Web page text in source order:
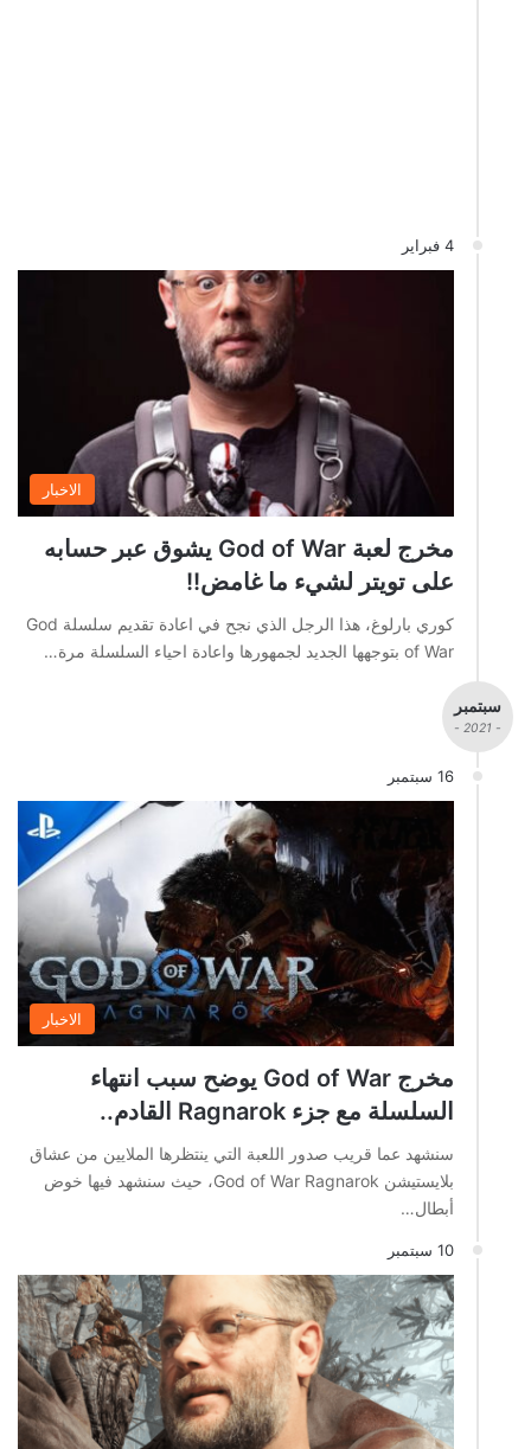
4 فبراير
الاخبار
مخرج لعبة God of War يشوق عبر حسابه
على تويتر لشيء ما غامض!!
كوري بارلوغ، هذا الرجل الذي نجح في اعادة تقديم سلسلة God
of War بتوجهها الجديد لجمهورها واعادة احياء السلسلة مرة…
سبتمبر
- 2021 -
16 سبتمبر
الاخبار
مخرج God of War يوضح سبب انتهاء
السلسلة مع جزء Ragnarok القادم..
سنشهد عما قريب صدور اللعبة التي ينتظرها الملايين من عشاق
بلايستيشن God of War Ragnarok، حيث سنشهد فيها خوض
أبطال…
10 سبتمبر